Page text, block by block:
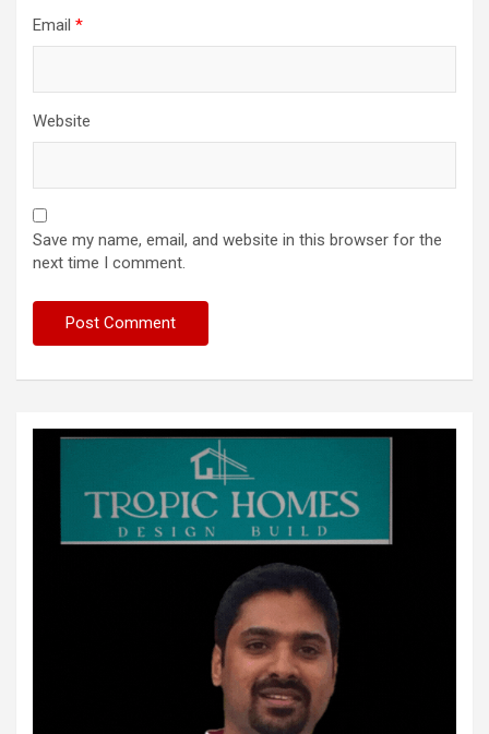
Email *
Website
Save my name, email, and website in this browser for the
next time I comment.